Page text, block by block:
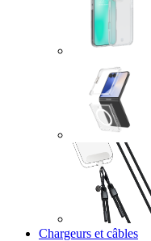
Chargeurs et câbles